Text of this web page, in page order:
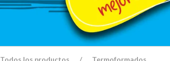
Todos los productos Termoformados